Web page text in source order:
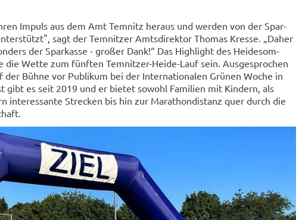
Im­puls aus dem Amt Tem­nitz her­aus und wer­den von der Spar­
sagt der Tem­nit­zer Amts­di­rek­tor Tho­mas Kres­se. „Daher
der Spar­kas­se - gro­ßer Dank!“ Das High­light des Hei­desom­
die Wette zum fünf­ten Temnitzer-​Heide-Lauf sein. Aus­ge­spro­chen
Bühne vor Pu­bli­kum bei der In­ter­na­tio­na­len Grü­nen Woche in
gibt es seit 2019 und er bie­tet so­wohl Fa­mi­li­en mit Kin­dern, als
in­ter­es­san­te Stre­cken bis hin zur Ma­ra­thon­di­stanz quer durch die